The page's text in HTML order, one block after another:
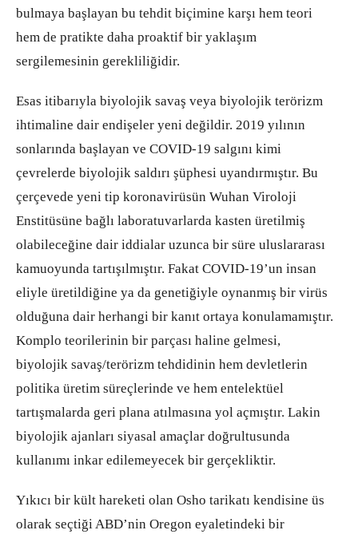
bulmaya başlayan bu tehdit biçimine karşı hem teori
hem de pratikte daha proaktif bir yaklaşım
sergilemesinin gerekliliğidir.
Esas itibarıyla biyolojik savaş veya biyolojik terörizm
ihtimaline dair endişeler yeni değildir. 2019 yılının
sonlarında başlayan ve COVID-19 salgını kimi
çevrelerde biyolojik saldırı şüphesi uyandırmıştır. Bu
çerçevede yeni tip koronavirüsün Wuhan Viroloji
Enstitüsüne bağlı laboratuvarlarda kasten üretilmiş
olabileceğine dair iddialar uzunca bir süre uluslararası
kamuoyunda tartışılmıştır. Fakat COVID-19’un insan
eliyle üretildiğine ya da genetiğiyle oynanmış bir virüs
olduğuna dair herhangi bir kanıt ortaya konulamamıştır.
Komplo teorilerinin bir parçası haline gelmesi,
biyolojik savaş/terörizm tehdidinin hem devletlerin
politika üretim süreçlerinde ve hem entelektüel
tartışmalarda geri plana atılmasına yol açmıştır. Lakin
biyolojik ajanları siyasal amaçlar doğrultusunda
kullanımı inkar edilemeyecek bir gerçekliktir.
Yıkıcı bir kült hareketi olan Osho tarikatı kendisine üs
olarak seçtiği ABD’nin Oregon eyaletindeki bir